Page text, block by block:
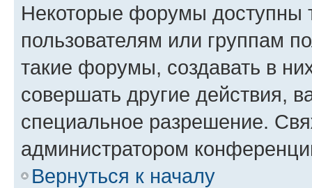
Некоторые форумы доступны
пользователям или группам
такие форумы, создавать в
совершать другие действия,
специальное разрешение.
администратором
Вернуться к началу